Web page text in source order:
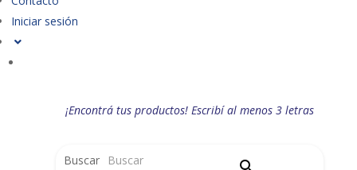
Iniciar sesión
¡Encontrá tus productos! Escribí al menos 3 letras
Buscar